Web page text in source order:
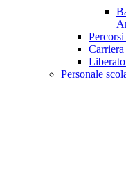
Personale